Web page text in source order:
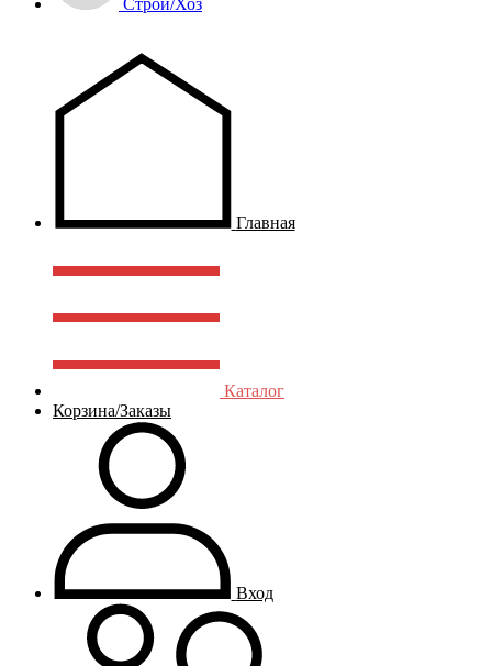
Строй/Хоз
Главная
Каталог
Корзина/Заказы
Вход